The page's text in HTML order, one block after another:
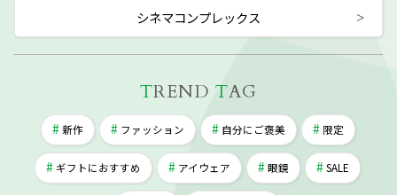
シネマコンプレックス
TREND TAG
新作 ファッション 自分にご褒美 限定
ギフトにおすすめ アイウェア 眼鏡 SALE